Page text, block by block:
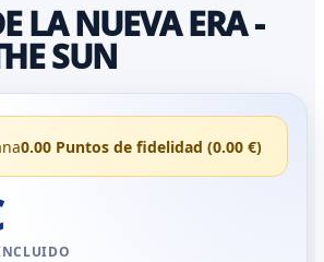
LA NUEVA ERA -
SUN
0.00 Puntos de fidelidad (0.00 €)